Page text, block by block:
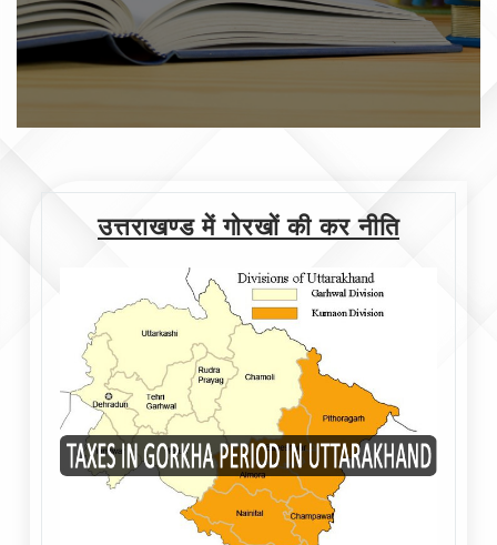
उत्तराखण्ड में गोरखों की कर नीति